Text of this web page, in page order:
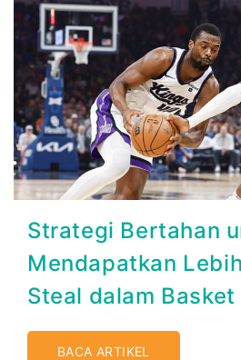
Strategi Bertahan
Mendapatkan
Steal dalam Basket
BACA ARTIKEL